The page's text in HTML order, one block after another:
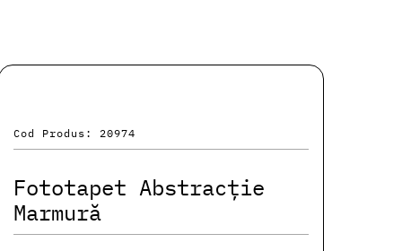
Cod Produs: 20974
Fototapet Abstracție
Marmură